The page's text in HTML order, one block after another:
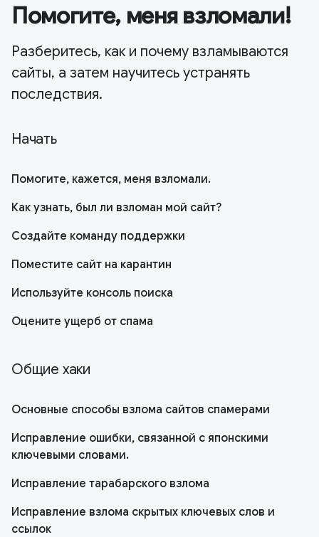
Помогите, меня взломали!
Разберитесь, как и почему взламываются
сайты, а затем научитесь устранять
последствия.
Начать
Помогите, кажется, меня взломали.
Как узнать, был ли взломан мой сайт?
Создайте команду поддержки
Поместите сайт на карантин
Используйте консоль поиска
Оцените ущерб от спама
Общие хаки
Основные способы взлома сайтов спамерами
Исправление ошибки, связанной с японскими
ключевыми словами.
Исправление тарабарского взлома
Исправление взлома скрытых ключевых слов и
ссылок